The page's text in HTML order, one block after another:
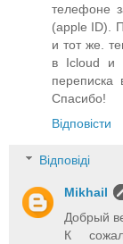
телефоне
(apple ID).
и тот же.
в Icloud и
Спасибо!
Відповісти
Відповіді
Mikhail
Добрый
К